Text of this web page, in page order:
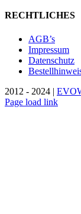
RECHTLICHES
AGB’s
Impressum
Datenschutz
2012 - 2024 |
Page load link